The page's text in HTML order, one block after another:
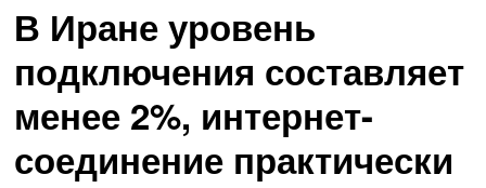
В Иране уровень
подключения составляет
менее 2%, интернет-
соединение практически